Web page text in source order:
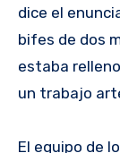
dice el
bifes de dos
estaba
un trabajo
El equipo de